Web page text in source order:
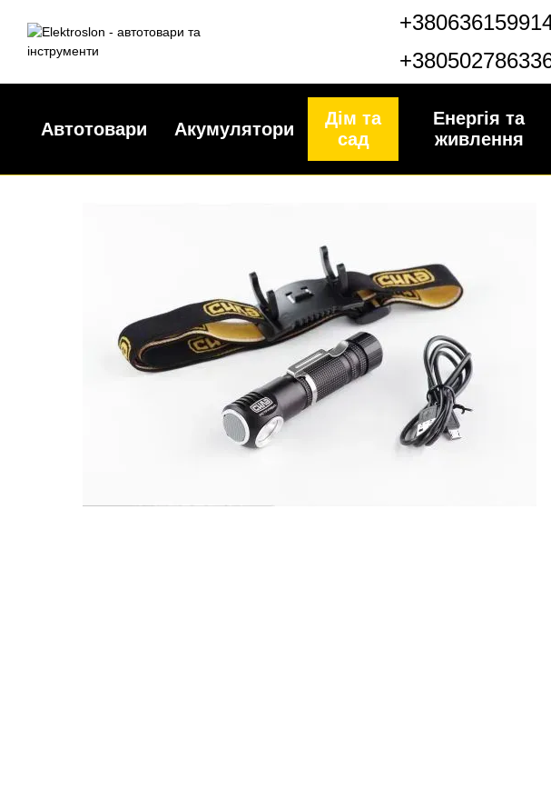
Автотовари Акумулятори
Дім та
сад
Енергія та
живлення